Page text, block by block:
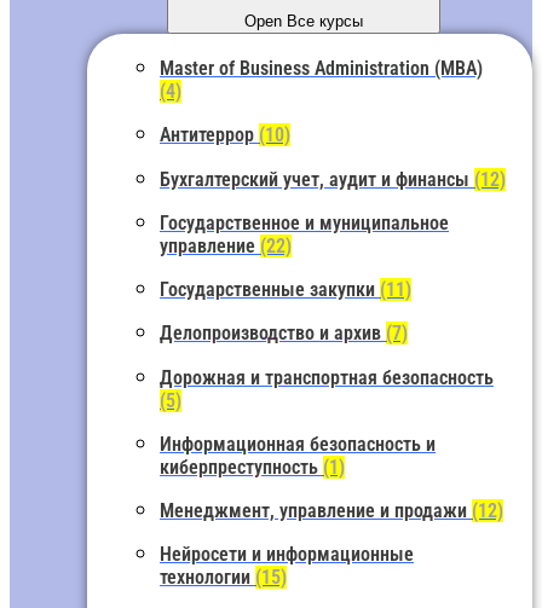
Open Все курсы
Master of Business Administration (MBA)
(4)
Антитеррор (10)
Бухгалтерский учет, аудит и финансы (12)
Государственное и муниципальное
управление (22)
Государственные закупки (11)
Делопроизводство и архив (7)
Дорожная и транспортная безопасность
(5)
Информационная безопасность и
киберпреступность (1)
Менеджмент, управление и продажи (12)
Нейросети и информационные
технологии (15)